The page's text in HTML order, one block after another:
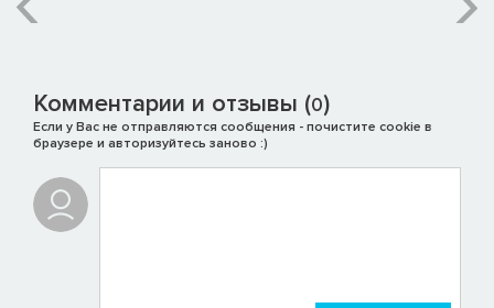
Комментарии и отзывы (0)
Если у Вас не отправляются сообщения - почистите cookie в
браузере и авторизуйтесь заново :)